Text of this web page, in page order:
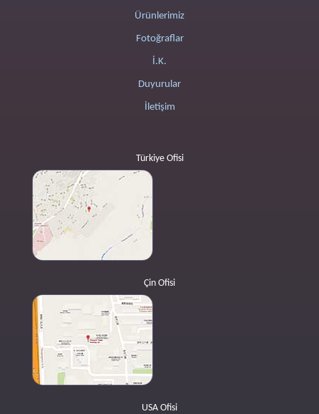
Ürünlerimiz
Fotoğraflar
İ.K.
Duyurular
İletişim
Türkiye Ofisi
Çin Ofisi
USA Ofisi